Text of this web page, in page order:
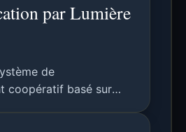
par Lumière
de
coopératif basé sur